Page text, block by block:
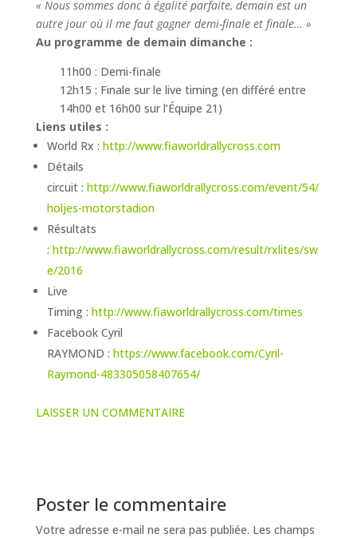
« Nous sommes donc à égalité parfaite, demain est un
autre jour où il me faut gagner demi-finale et finale… »
Au programme de demain dimanche :
11h00 : Demi-finale
12h15 : Finale sur le live timing (en différé entre
14h00 et 16h00 sur l’Équipe 21)
Liens utiles :
World Rx : http://www.fiaworldrallycross.com
Détails
circuit : http://www.fiaworldrallycross.com/event/54/
holjes-motorstadion
Résultats
: http://www.fiaworldrallycross.com/result/rxlites/sw
e/2016
Live
Timing : http://www.fiaworldrallycross.com/times
Facebook Cyril
RAYMOND : https://www.facebook.com/Cyril-
Raymond-483305058407654/
LAISSER UN COMMENTAIRE
Poster le commentaire
Votre adresse e-mail ne sera pas publiée. Les champs